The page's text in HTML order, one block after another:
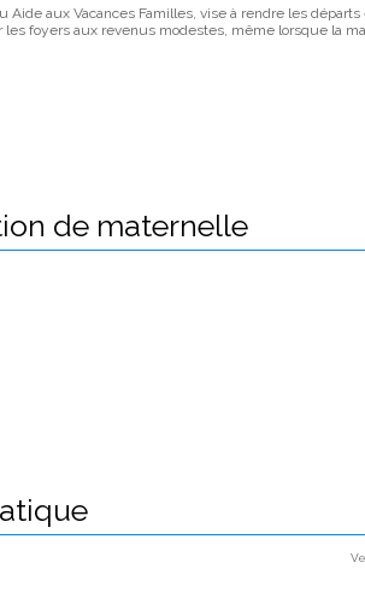
Aide aux Vacances Familles, vise à rendre les
les foyers aux revenus modestes, même lorsque la
de maternelle